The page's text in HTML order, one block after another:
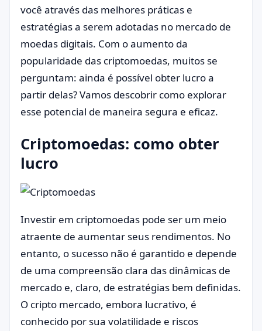
você através das melhores práticas e
estratégias a serem adotadas no mercado de
moedas digitais. Com o aumento da
popularidade das criptomoedas, muitos se
perguntam: ainda é possível obter lucro a
partir delas? Vamos descobrir como explorar
esse potencial de maneira segura e eficaz.
Criptomoedas: como obter
lucro
Investir em criptomoedas pode ser um meio
atraente de aumentar seus rendimentos. No
entanto, o sucesso não é garantido e depende
de uma compreensão clara das dinâmicas de
mercado e, claro, de estratégias bem definidas.
O cripto mercado, embora lucrativo, é
conhecido por sua volatilidade e riscos